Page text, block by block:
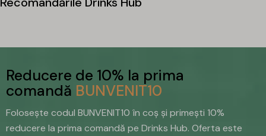
Reducere de 10% la prima
comandă BUNVENIT10
Folosește codul BUNVENIT10 în coș și primești 10%
reducere la prima comandă pe Drinks Hub. Oferta este